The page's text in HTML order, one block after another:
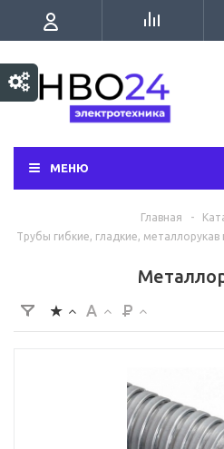
МЕНЮ
Главная -
Трубы гибкие, гладкие, металлорукав